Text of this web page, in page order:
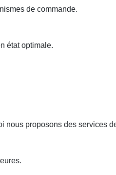
de commande.
état optimale.
nous proposons des services